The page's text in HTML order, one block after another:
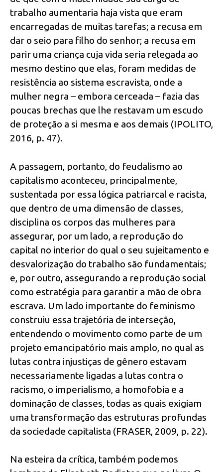
trabalho aumentaria haja vista que eram
encarregadas de muitas tarefas; a recusa em
dar o seio para filho do senhor; a recusa em
parir uma criança cuja vida seria relegada ao
mesmo destino que elas, foram medidas de
resistência ao sistema escravista, onde a
mulher negra – embora cerceada – fazia das
poucas brechas que lhe restavam um escudo
de proteção a si mesma e aos demais (IPOLITO,
2016, p. 47).
A passagem, portanto, do feudalismo ao
capitalismo aconteceu, principalmente,
sustentada por essa lógica patriarcal e racista,
que dentro de uma dimensão de classes,
disciplina os corpos das mulheres para
assegurar, por um lado, a reprodução do
capital no interior do qual o seu sujeitamento e
desvalorização do trabalho são fundamentais;
e, por outro, assegurando a reprodução social
como estratégia para garantir a mão de obra
escrava. Um lado importante do feminismo
construiu essa trajetória de interseção,
entendendo o movimento como parte de um
projeto emancipatório mais amplo, no qual as
lutas contra injustiças de gênero estavam
necessariamente ligadas a lutas contra o
racismo, o imperialismo, a homofobia e a
dominação de classes, todas as quais exigiam
uma transformação das estruturas profundas
da sociedade capitalista (FRASER, 2009, p. 22).
Na esteira da crítica, também podemos